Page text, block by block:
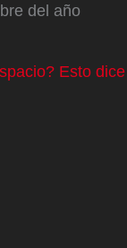
del año
Esto dice